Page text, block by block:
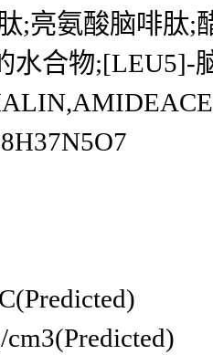
;亮氨酸脑啡肽;
水合物;[LEU5]-